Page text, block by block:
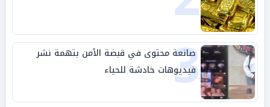
3
صانعة محتوى في قبضة الأمن بتهمة نشر
فيديوهات خادشة للحياء